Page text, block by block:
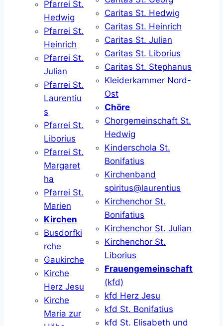
Pfarrei St.
Hedwig
Pfarrei St.
Heinrich
Pfarrei St.
Julian
Pfarrei St.
Laurentiu
s
Pfarrei St.
Liborius
Pfarrei St.
Margaret
ha
Pfarrei St.
Marien
Kirchen
Busdorfki
rche
Gaukirche
Kirche
Herz Jesu
Kirche
Maria zur
Caritas St. Hedwig
Caritas St. Heinrich
Caritas St. Julian
Caritas St. Liborius
Caritas St. Stephanus
Kleiderkammer Nord-
Ost
Chöre
Chorgemeinschaft St.
Hedwig
Kinderschola St.
Bonifatius
Kirchenband
spiritus@laurentius
Kirchenchor St.
Bonifatius
Kirchenchor St. Julian
Kirchenchor St.
Liborius
Frauengemeinschaft
(kfd)
kfd Herz Jesu
kfd St. Bonifatius
kfd St. Elisabeth und